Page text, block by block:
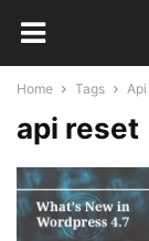
Home Tags
api reset